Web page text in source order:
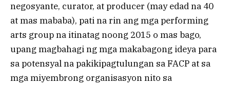
negosyante, curator, at producer (may edad na 40
at mas mababa), pati na rin ang mga performing
arts group na itinatag noong 2015 o mas bago,
upang magbahagi ng mga makabagong ideya para
sa potensyal na pakikipagtulungan sa FACP at sa
mga miyembrong organisasyon nito sa